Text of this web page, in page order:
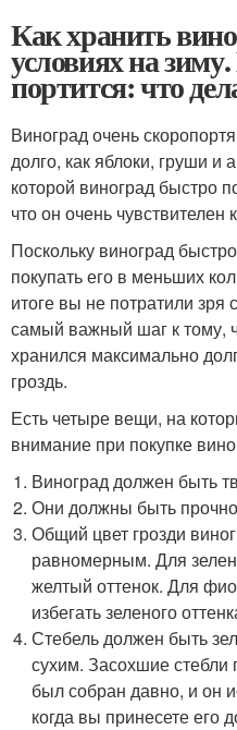
Как хранить
условиях на
портится: что
Виноград очень
долго, как яблоки, груши и
которой виноград быстро
что он очень чувствителен
Поскольку виноград
покупать его в меньших
итоге вы не потратили
самый важный шаг к тому,
хранился максимально
гроздь.
Есть четыре вещи, на
внимание при покупке
Виноград должен быть
Они должны быть
Общий цвет грозди
равномерным. Для
желтый оттенок. Для
избегать зеленого
Стебель должен быть
сухим. Засохшие стебли
был собран давно, и он
когда вы принесете его